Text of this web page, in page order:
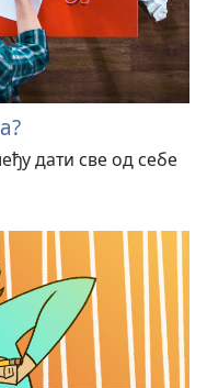
дати све од себе